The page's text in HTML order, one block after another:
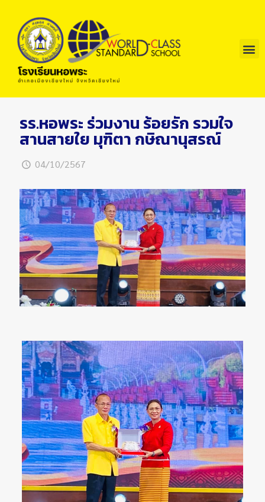
รร.หอพระ ร่วมงาน ร้อยรัก รวมใจ
สานสายใย มุฑิตา กษิณานุสรณ์
04/10/2567